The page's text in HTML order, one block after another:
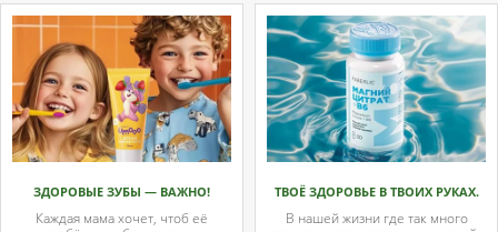
ЗДОРОВЫЕ ЗУБЫ — ВАЖНО!
Каждая мама хочет, чтоб её
ТВОЁ ЗДОРОВЬЕ В ТВОИХ РУКАХ.
В нашей жизни где так много